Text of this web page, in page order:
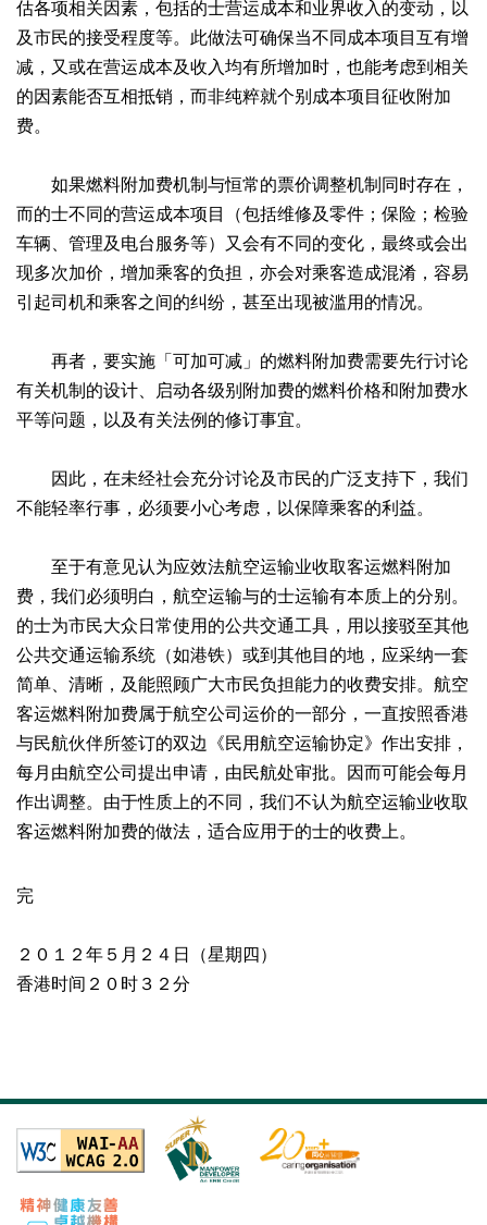
估各项相关因素，包括的士营运成本和业界收入的变动，以
及市民的接受程度等。此做法可确保当不同成本项目互有增
减，又或在营运成本及收入均有所增加时，也能考虑到相关
的因素能否互相抵销，而非纯粹就个别成本项目征收附加
费。
如果燃料附加费机制与恒常的票价调整机制同时存在，
而的士不同的营运成本项目（包括维修及零件；保险；检验
车辆、管理及电台服务等）又会有不同的变化，最终或会出
现多次加价，增加乘客的负担，亦会对乘客造成混淆，容易
引起司机和乘客之间的纠纷，甚至出现被滥用的情况。
再者，要实施「可加可减」的燃料附加费需要先行讨论
有关机制的设计、启动各级别附加费的燃料价格和附加费水
平等问题，以及有关法例的修订事宜。
因此，在未经社会充分讨论及市民的广泛支持下，我们
不能轻率行事，必须要小心考虑，以保障乘客的利益。
至于有意见认为应效法航空运输业收取客运燃料附加
费，我们必须明白，航空运输与的士运输有本质上的分别。
的士为市民大众日常使用的公共交通工具，用以接驳至其他
公共交通运输系统（如港铁）或到其他目的地，应采纳一套
简单、清晰，及能照顾广大市民负担能力的收费安排。航空
客运燃料附加费属于航空公司运价的一部分，一直按照香港
与民航伙伴所签订的双边《民用航空运输协定》作出安排，
每月由航空公司提出申请，由民航处审批。因而可能会每月
作出调整。由于性质上的不同，我们不认为航空运输业收取
客运燃料附加费的做法，适合应用于的士的收费上。
完
２０１２年５月２４日（星期四）
香港时间２０时３２分